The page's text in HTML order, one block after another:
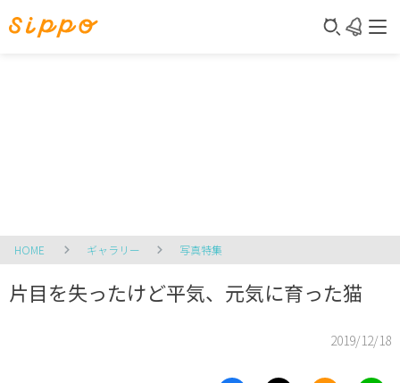
HOME ギャラリー 写真特集
片目を失ったけど平気、元気に育った猫
2019/12/18